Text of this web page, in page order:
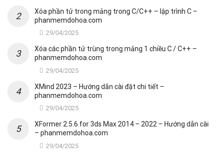
Xóa phần tử trong mảng trong C/C++ – lập trình C –
phanmemdohoa.com
29/04/2025
Xóa các phần tử trùng trong mảng 1 chiều C / C++ –
phanmemdohoa.com
29/04/2025
XMind 2023 – Hướng dẫn cài đặt chi tiết –
phanmemdohoa.com
29/04/2025
XFormer 2.5.6 for 3ds Max 2014 – 2022 – Hướng dẫn cài
– phanmemdohoa.com
29/04/2025